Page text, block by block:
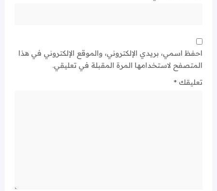
احفظ اسمي، بريدي الإلكتروني، والموقع الإلكتروني في هذا
المتصفح لاستخدامها المرة المقبلة في تعليقي.
تعليقك *